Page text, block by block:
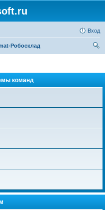
Вход
Робосклад
команд